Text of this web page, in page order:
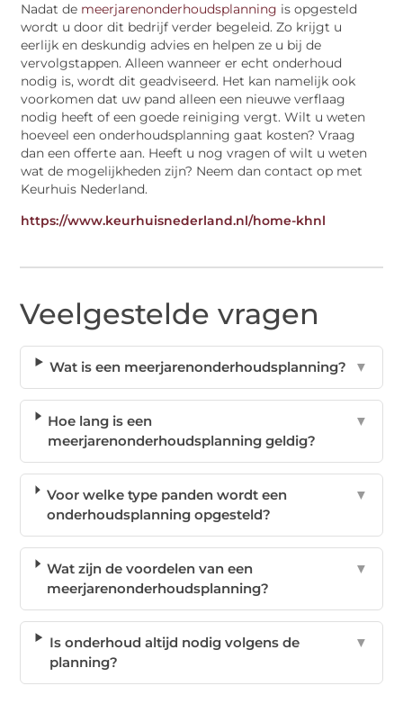
Nadat de meerjarenonderhoudsplanning is opgesteld
wordt u door dit bedrijf verder begeleid. Zo krijgt u
eerlijk en deskundig advies en helpen ze u bij de
vervolgstappen. Alleen wanneer er echt onderhoud
nodig is, wordt dit geadviseerd. Het kan namelijk ook
voorkomen dat uw pand alleen een nieuwe verflaag
nodig heeft of een goede reiniging vergt. Wilt u weten
hoeveel een onderhoudsplanning gaat kosten? Vraag
dan een offerte aan. Heeft u nog vragen of wilt u weten
wat de mogelijkheden zijn? Neem dan contact op met
Keurhuis Nederland.
https://www.keurhuisnederland.nl/home-khnl
Veelgestelde vragen
Wat is een meerjarenonderhoudsplanning? ▼
Hoe lang is een
meerjarenonderhoudsplanning geldig?
▼
Voor welke type panden wordt een
onderhoudsplanning opgesteld?
▼
Wat zijn de voordelen van een
meerjarenonderhoudsplanning?
▼
Is onderhoud altijd nodig volgens de
planning?
▼